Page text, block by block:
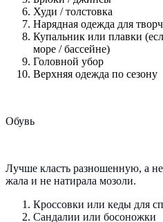
Худи / толстовка
Нарядная одежда для
Купальник или плавки
море / бассейне)
Головной убор
Верхняя одежда по сезону
Обувь
Лучше класть разношенную, а
жала и не натирала мозоли.
Кроссовки или кеды для
Сандалии или босоножки